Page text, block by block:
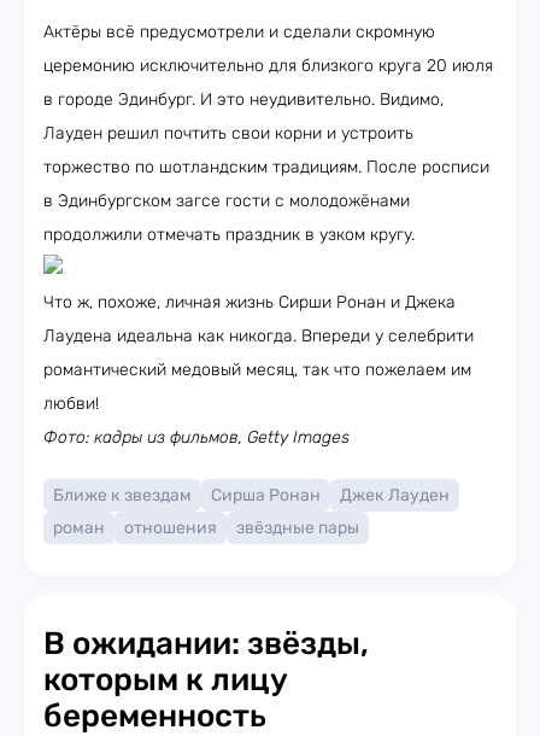
Актёры всё предусмотрели и сделали скромную
церемонию исключительно для близкого круга 20 июля
в городе Эдинбург. И это неудивительно. Видимо,
Лауден решил почтить свои корни и устроить
торжество по шотландским традициям. После росписи
в Эдинбургском загсе гости с молодожёнами
продолжили отмечать праздник в узком кругу.
Что ж, похоже, личная жизнь Сирши Ронан и Джека
Лаудена идеальна как никогда. Впереди у селебрити
романтический медовый месяц, так что пожелаем им
любви!
Фото: кадры из фильмов, Getty Images
Ближе к звездам Сирша Ронан
Джек Лауден
роман
отношения звёздные пары
В ожидании: звёзды,
которым к лицу
беременность